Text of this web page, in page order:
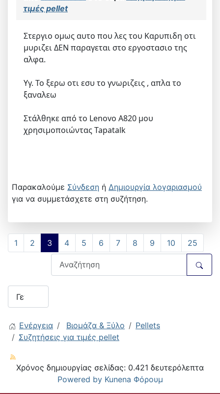
τιμές pellet
Στεργιο ομως αυτο που λες του Καρυπιδη οτι
μυριζει ΔΕΝ παραγεται στο εργοστασιο της
αλφα.
Υγ. Το ξερω οτι εσυ το γνωριζεις , απλα το
ξαναλεω
Στάλθηκε από το Lenovo A820 μου
χρησιμοποιώντας Tapatalk
Παρακαλούμε Σύνδεση ή Δημιουργία λογαριασμού
για να συμμετάσχετε στη συζήτηση.
1 2 3 4 5 6 7 8 9 10 25
Ενέργεια Βιομάζα & Ξύλο
Pellets
Συζητήσεις για τιμές pellet
Χρόνος δημιουργίας σελίδας: 0.421 δευτερόλεπτα
Powered by Kunena Φόρουμ